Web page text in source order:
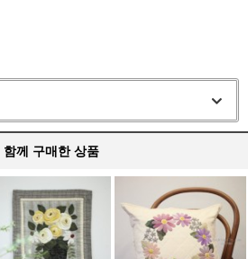
함께 구매한 상품